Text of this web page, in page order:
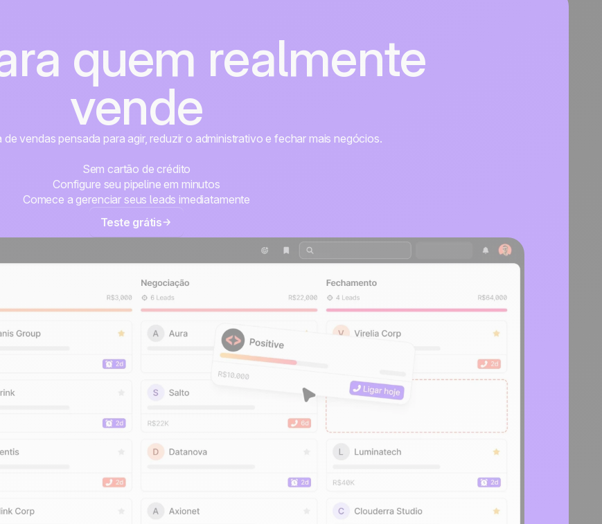
quem realmente
vende
vendas pensada para agir, reduzir o administrativo e fechar mais negócios.
Sem cartão de crédito
Configure seu pipeline em minutos
Comece a gerenciar seus leads imediatamente
Teste grátis